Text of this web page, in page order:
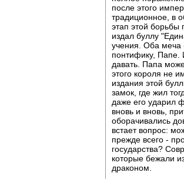
после этого
традиционное, в
этап этой борьбы
издал буллу
учения. Оба меча
понтифику, Папе.
давать. Папа
этого короля не
издания этой
замок, где жил
даже его ударил
вновь и вновь,
оборачивались
встает вопрос:
прежде всего -
государства?
которые бежали
драконом.